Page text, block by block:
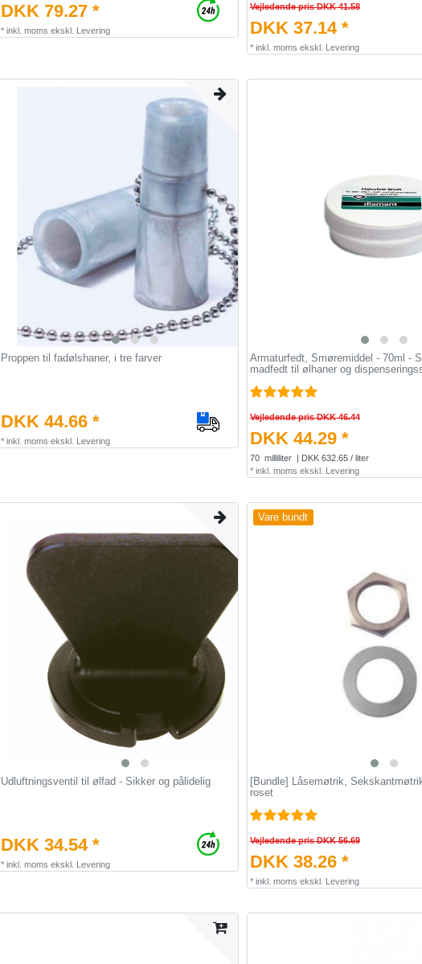
DKK 79.27 *
* inkl. moms ekskl. Levering
Vejledende pris DKK 41.58
DKK 37.14 *
* inkl. moms ekskl. Levering
Proppen til fadølshaner, i tre farver
DKK 44.66 *
* inkl. moms ekskl. Levering
Armaturfedt, Smøremiddel - 70ml -
madfedt til ølhaner og
Vejledende pris DKK 46.44
DKK 44.29 *
70 milliliter
| DKK 632.65 / liter
* inkl. moms ekskl. Levering
Udluftningsventil til ølfad - Sikker og pålidelig
DKK 34.54 *
* inkl. moms ekskl. Levering
Vare bundt
[Bundle] Låsemøtrik,
roset
Vejledende pris DKK 56.69
DKK 38.26 *
* inkl. moms ekskl. Levering